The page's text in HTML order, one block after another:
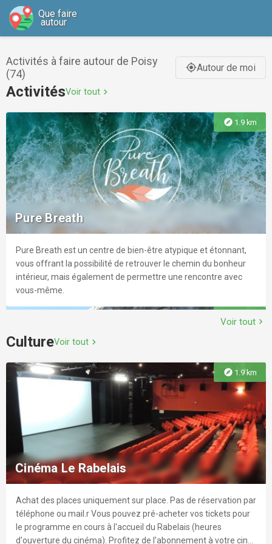
Que faire
autour
Activités à faire autour de Poisy
(74)
gps_fixedAutour de moi
ActivitésVoir tout chevron_right
explore 1.9 km
Pure Breath
Pure Breath est un centre de bien-être atypique et étonnant,
vous offrant la possibilité de retrouver le chemin du bonheur
intérieur, mais également de permettre une rencontre avec
vous-même.
explore
Voies d'escalade la dalle de Nonglard
Découvrez le site d'escalade de la grande dalle de Nonglard
dans la montagne d'Age.
explore2.5 km
Voir tout chevron_right
CultureVoir tout chevron_right
explore 1.9 km
Cinéma Le Rabelais
Achat des places uniquement sur place. Pas de réservation par
téléphone ou mail.r Vous pouvez pré-acheter vos tickets pour
le programme en cours à l'accueil du Rabelais (heures
d'ouverture du cinéma). Profitez de l'abonnement à votre ciné